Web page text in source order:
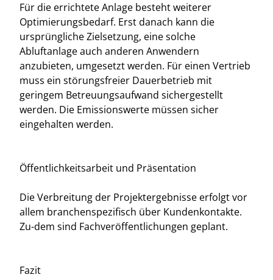
Für die errichtete Anlage besteht weiterer
Optimierungsbedarf. Erst danach kann die
ursprüngliche Zielsetzung, eine solche
Abluftanlage auch anderen Anwendern
anzubieten, umgesetzt werden. Für einen Vertrieb
muss ein störungsfreier Dauerbetrieb mit
geringem Betreuungsaufwand sichergestellt
werden. Die Emissionswerte müssen sicher
eingehalten werden.
Öffentlichkeitsarbeit und Präsentation
Die Verbreitung der Projektergebnisse erfolgt vor
allem branchenspezifisch über Kundenkontakte.
Zu-dem sind Fachveröffentlichungen geplant.
Fazit